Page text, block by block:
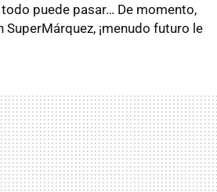
puede pasar… De momento,
SuperMárquez, ¡menudo futuro le